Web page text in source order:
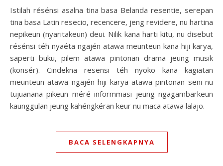
Istilah résénsi asalna tina basa Belanda resentie, serepan
tina basa Latin resecio, recencere, jeng revidere, nu hartina
nepikeun (nyaritakeun) deui. Nilik kana harti kitu, nu disebut
résénsi téh nyaéta ngajén atawa meunteun kana hiji karya,
saperti buku, pilem atawa pintonan drama jeung musik
(konsér). Cindekna resensi téh nyoko kana kagiatan
meunteun atawa ngajén hiji karya atawa pintonan seni nu
tujuanana pikeun méré informmasi jeung ngagambarkeun
kaunggulan jeung kahéngkéran keur nu maca atawa lalajo.
BACA SELENGKAPNYA